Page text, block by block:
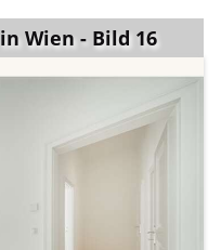
Wien - Bild 16